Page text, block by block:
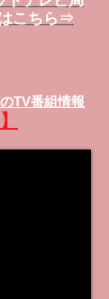
こちら⇒
TV番組情報